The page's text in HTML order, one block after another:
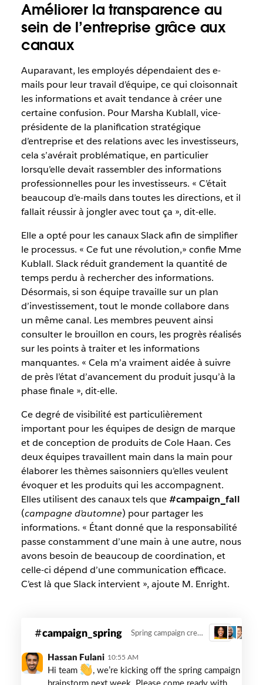
Améliorer la transparence au
sein de l’entreprise grâce aux
canaux
Auparavant, les employés dépendaient des e-
mails pour leur travail d’équipe, ce qui cloisonnait
les informations et avait tendance à créer une
certaine confusion. Pour Marsha Kublall, vice-
présidente de la planification stratégique
d’entreprise et des relations avec les investisseurs,
cela s’avérait problématique, en particulier
lorsqu’elle devait rassembler des informations
professionnelles pour les investisseurs. « C’était
beaucoup d’e-mails dans toutes les directions, et il
fallait réussir à jongler avec tout ça », dit-elle.
Elle a opté pour les canaux Slack afin de simplifier
le processus. « Ce fut une révolution,» confie Mme
Kublall. Slack réduit grandement la quantité de
temps perdu à rechercher des informations.
Désormais, si son équipe travaille sur un plan
d’investissement, tout le monde collabore dans
un même canal. Les membres peuvent ainsi
consulter le brouillon en cours, les progrès réalisés
sur les points à traiter et les informations
manquantes. « Cela m’a vraiment aidée à suivre
de près l’état d’avancement du produit jusqu’à la
phase finale », dit-elle.
Ce degré de visibilité est particulièrement
important pour les équipes de design de marque
et de conception de produits de Cole Haan. Ces
deux équipes travaillent main dans la main pour
élaborer les thèmes saisonniers qu’elles veulent
évoquer et les produits qui les accompagnent.
Elles utilisent des canaux tels que#campaign_fall
(campagne d’automne) pour partager les
informations. « Étant donné que la responsabilité
passe constamment d’une main à une autre, nous
avons besoin de beaucoup de coordination, et
celle-ci dépend d’une communication efficace.
C’est là que Slack intervient », ajoute M. Enright.
haan-
channel
campaign_spring Spring campaign creative 3
Hassan Fulani 10:55 AM
Hi team
, we’re kicking off the spring campaign
brainstorm next week. Please come ready with